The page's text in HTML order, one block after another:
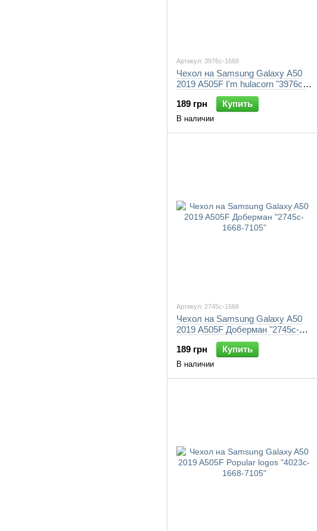
Артикул: 3976c-1668
Чехол на Samsung Galaxy A50
2019 A505F I'm hulacorn "3976c-
1668-7105"
189 грн
Купить
В наличии
Артикул: 2745c-1668
Чехол на Samsung Galaxy A50
2019 A505F Доберман "2745c-
1668-7105"
189 грн
Купить
В наличии